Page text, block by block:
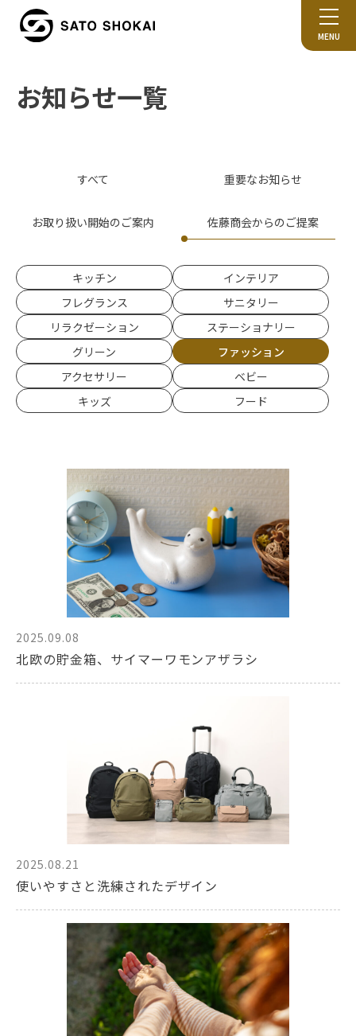
MENU
お知らせ一覧
すべて 重要なお知らせ
お取り扱い開始のご案内 佐藤商会からのご提案
キッチン
インテリア
フレグランス
サニタリー
リラクゼーション
ステーショナリー
グリーン
ファッション
アクセサリー
ベビー
キッズ
フード
2025.09.08
北欧の貯金箱、サイマーワモンアザラシ
2025.08.21
使いやすさと洗練されたデザイン